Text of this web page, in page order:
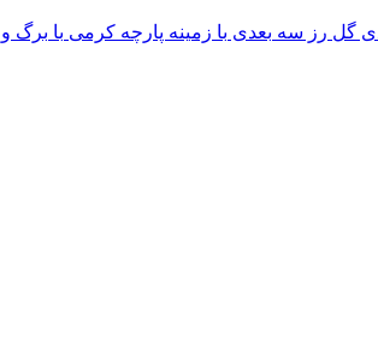
گل رز سه بعدی با زمینه پارچه کرمی با برگ